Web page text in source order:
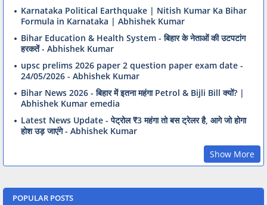
Karnataka Political Earthquake | Nitish Kumar Ka Bihar
Formula in Karnataka | Abhishek Kumar
Bihar Education & Health System - बिहार के नेताओं की उटपटांग
हरकतें - Abhishek Kumar
upsc prelims 2026 paper 2 question paper exam date -
24/05/2026 - Abhishek Kumar
Bihar News 2026 - बिहार में इतना महंगा Petrol & Bijli Bill क्यों? |
Abhishek Kumar emedia
Latest News Update - पेट्रोल ₹3 महंगा तो बस ट्रेलर है, आगे जो होगा
होश उड़ जाएंगे - Abhishek Kumar
Show More
POPULAR POSTS